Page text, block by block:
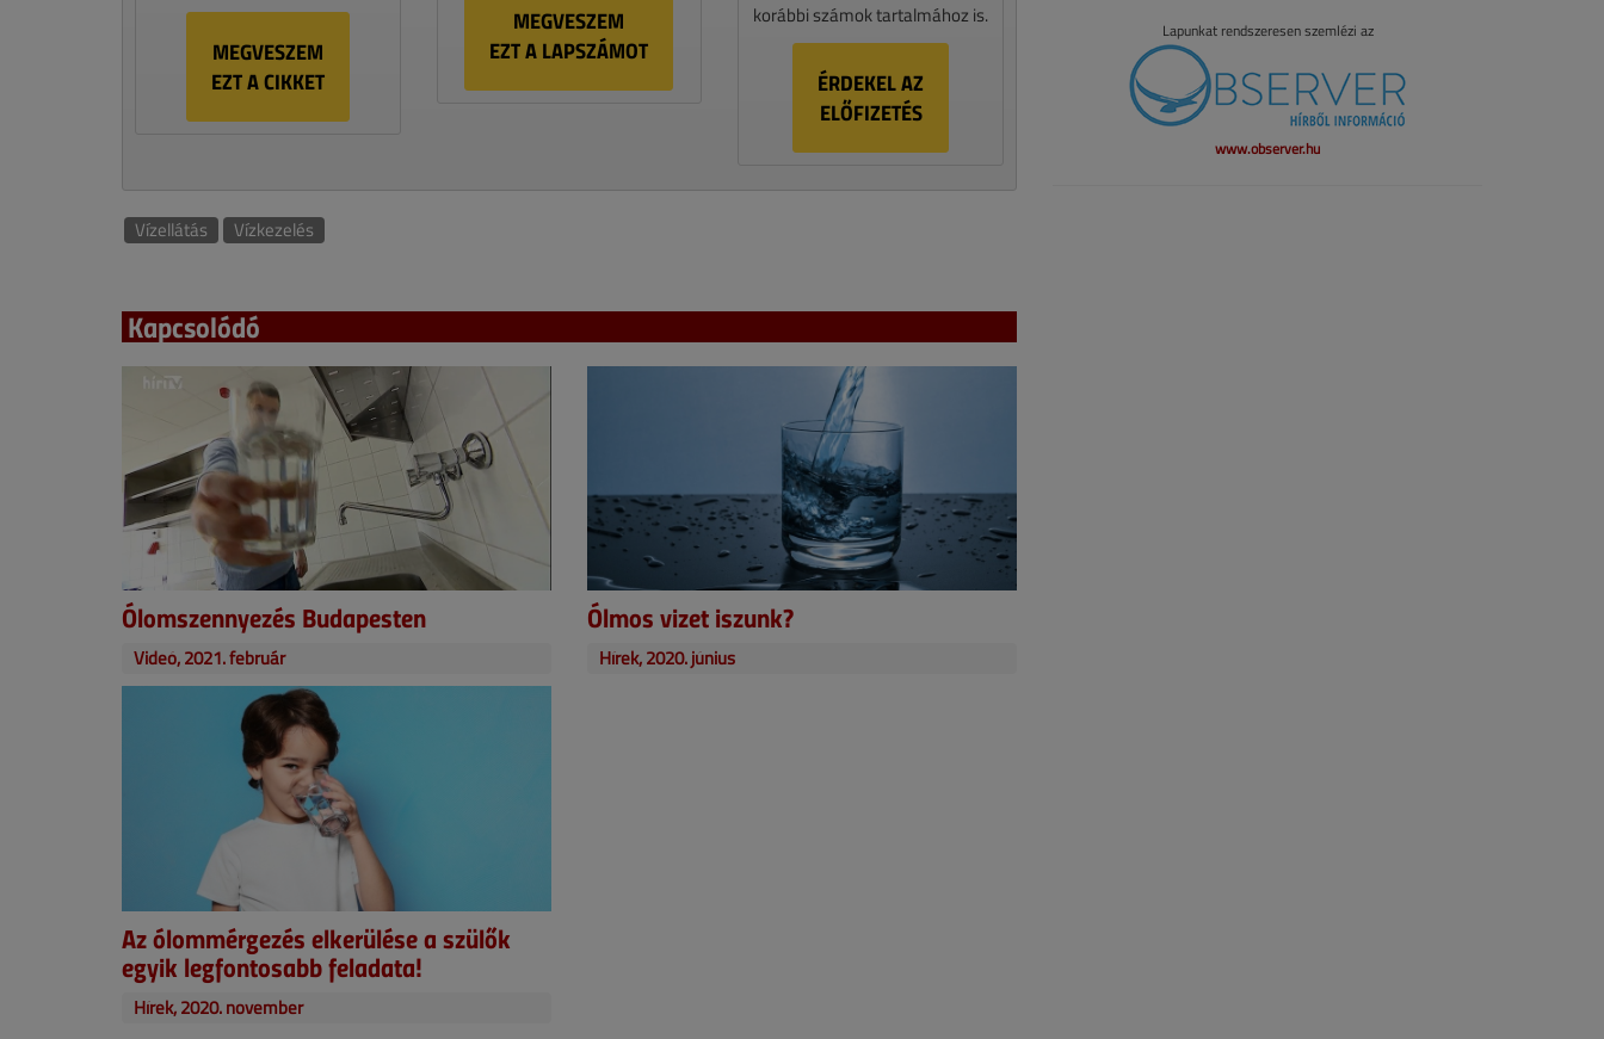
MEGVESZEM
EZT A CIKKET
MEGVESZEM
EZT A LAPSZÁMOT
korábbi számok tartalmához is.
ÉRDEKEL AZ
ELŐFIZETÉS
Vízellátás Vízkezelés
Kapcsolódó
Ólomszennyezés Budapesten
Videó, 2021. február
Ólmos vizet iszunk?
Hírek, 2020. június
Az ólommérgezés elkerülése a szülők
egyik legfontosabb feladata!
Hírek, 2020. november
Lapunkat rendszeresen szemlézi az
www.observer.hu